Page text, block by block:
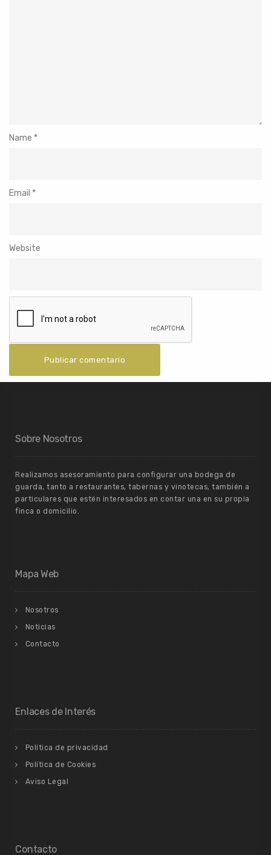
Name *
Email *
Website
Sobre Nosotros
Realizamos asesoramiento para configurar una bodega de
guarda, tanto a restaurantes, tabernas y vinotecas, también a
particulares que estén interesados en contar una en su propia
finca o domicilio.
Mapa Web
Nosotros
Noticias
Contacto
Enlaces de Interés
Política de privacidad
Política de Cookies
Aviso Legal
Contacto